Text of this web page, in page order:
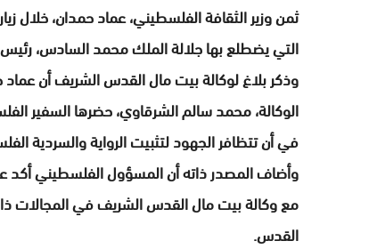
ثمن وزير الثقافة الفلسطيني، عماد حمدان، خلال
التي يضطلع بها جلالة الملك محمد السادس،
وذكر بلاغ لوكالة بيت مال القدس الشريف أن
الوكالة، محمد سالم الشرقاوي، حضرها السفير
في أن تتظافر الجهود لتثبيت الرواية والسردية
وأضاف المصدر ذاته أن المسؤول الفلسطيني أكد
مع وكالة بيت مال القدس الشريف في المجالات
القدس.